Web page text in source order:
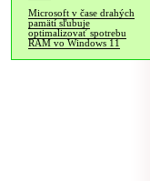
Microsoft v čase drahých
pamätí sľubuje
optimalizovať spotrebu
RAM vo Windows 11